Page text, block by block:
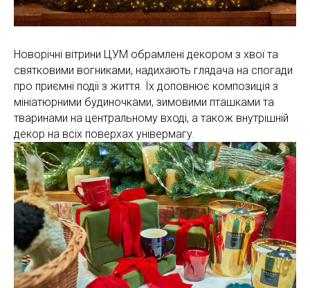
Новорічні вітрини ЦУМ обрамлені декором з хвої та
святковими вогниками, надихають глядача на спогади
про приємні події з життя. Їх доповнює композиція з
мініатюрними будиночками, зимовими пташками та
тваринами на центральному вході, а також внутрішній
декор на всіх поверхах універмагу.